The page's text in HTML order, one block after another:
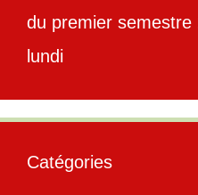
du premier
lundi
Catégories